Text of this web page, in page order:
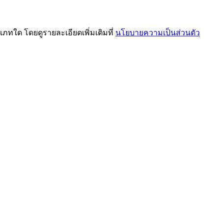
ทใด โดยดูรายละเอียดเพิ่มเติมที่ นโยบายความเป็นส่วนตัว